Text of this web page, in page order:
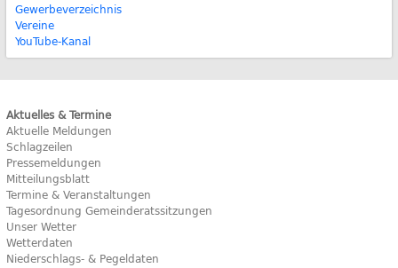
Gewerbeverzeichnis
Vereine
YouTube-Kanal
Aktuelles & Termine
Aktuelle Meldungen
Schlagzeilen
Pressemeldungen
Mitteilungsblatt
Termine & Veranstaltungen
Tagesordnung Gemeinderatssitzungen
Unser Wetter
Wetterdaten
Niederschlags- & Pegeldaten